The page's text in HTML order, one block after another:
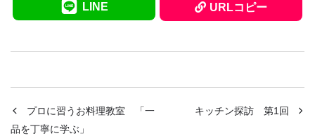
LINE URLコピー
プロに習うお料理教室 「一
品を丁寧に学ぶ」
キッチン探訪 第1回